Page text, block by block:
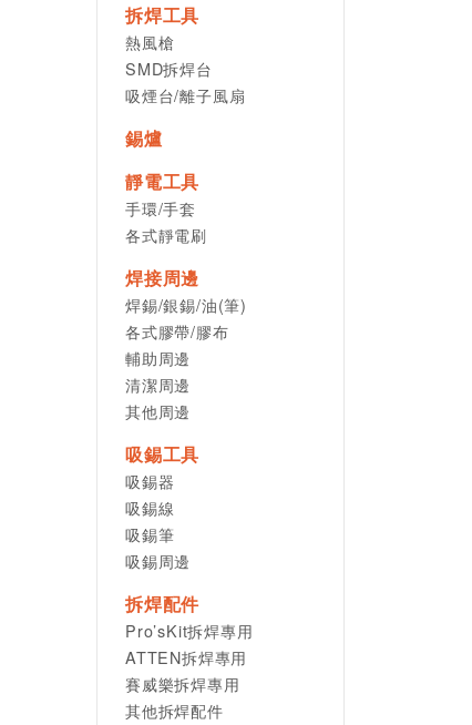
拆焊工具
熱風槍
SMD拆焊台
吸煙台/離子風扇
錫爐
靜電工具
手環/手套
各式靜電刷
焊接周邊
焊錫/銀錫/油(筆)
各式膠帶/膠布
輔助周邊
清潔周邊
其他周邊
吸錫工具
吸錫器
吸錫線
吸錫筆
吸錫周邊
拆焊配件
Pro’sKit拆焊專用
ATTEN拆焊專用
賽威樂拆焊專用
其他拆焊配件